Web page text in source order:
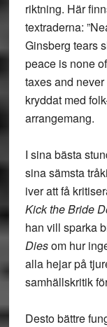
riktning. Här
textraderna:
Ginsberg tears
peace is none
taxes and
kryddat med
arrangemang.
I sina bästa
sina sämsta
iver att få
Kick the Bride
han vill sparka
Diesom hur
alla hejar på
samhällskritik
Desto bättre